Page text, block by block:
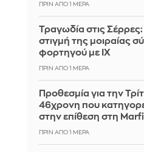
ΠΡΙΝ ΑΠΌ 1 ΜΈΡΑ
Τραγωδία στις Σέρρες:
στιγμή της μοιραίας
φορτηγού με ΙΧ
ΠΡΙΝ ΑΠΌ 1 ΜΈΡΑ
Προθεσμία για την
46χρονη που
στην επίθεση στη
ΠΡΙΝ ΑΠΌ 1 ΜΈΡΑ